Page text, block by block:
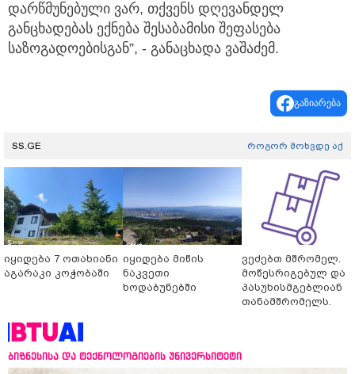
დარწმუნებული ვარ, თქვენს დღევანდელ
განცხადებას ექნება შესაბამისი შეფასება
საზოგადოებისგან”, - განაცხადა ვაშაძემ.
გაზიარება
SS.GE როგორ მოხვდე აქ
იყიდება 7 ოთახიანი
აგარაკი კოჭობაში
იყიდება მიწის
ნაკვეთი
ხოდაბუნებში
ვეძებთ მშრომელ.
მოწესრიგებულ და
პასუხისმგებლიან
თანამშრომელს.
ბიზნესისა და ტექნოლოგიების უნივერსიტეტი